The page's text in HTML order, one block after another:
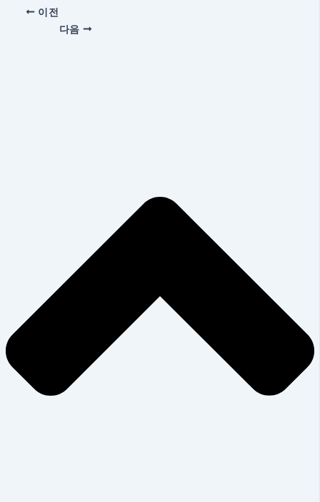
이전
다음